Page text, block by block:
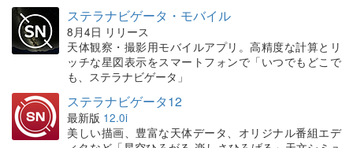
ステラナビゲータ・モバイル
8月4日 リリース
天体観察・撮影用モバイルアプリ。高精度な計算とリ
ッチな星図表示をスマートフォンで「いつでもどこで
も、ステラナビゲータ」
ステラナビゲータ12
最新版 12.0i
美しい描画、豊富な天体データ、オリジナル番組エデ